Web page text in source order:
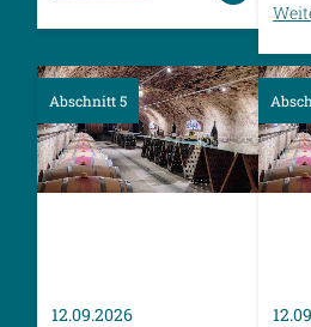
12.09.2026
Abschnitt 5